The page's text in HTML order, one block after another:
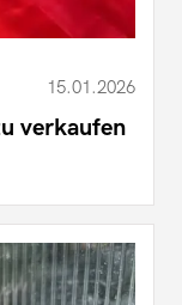
15.01.2026
verkaufen